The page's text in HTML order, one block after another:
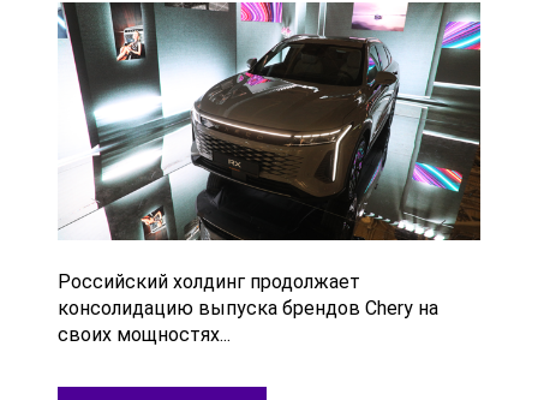
Российский холдинг продолжает
консолидацию выпуска брендов Chery на
своих мощностях...